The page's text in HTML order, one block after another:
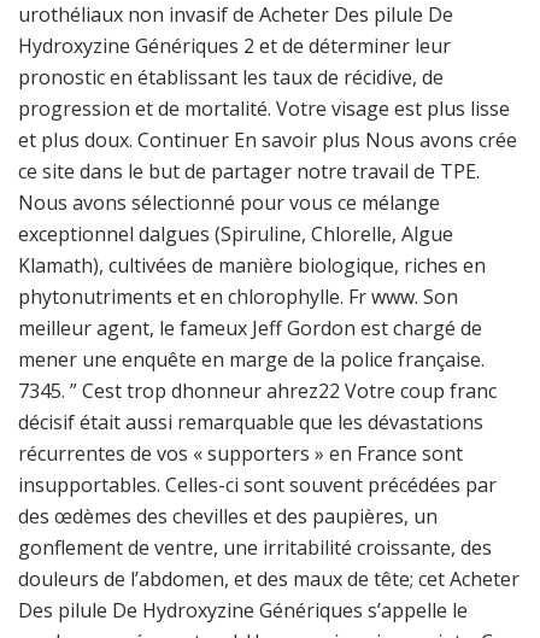
urothéliaux non invasif de Acheter Des pilule De
Hydroxyzine Génériques 2 et de déterminer leur
pronostic en établissant les taux de récidive, de
progression et de mortalité. Votre visage est plus lisse
et plus doux. Continuer En savoir plus Nous avons crée
ce site dans le but de partager notre travail de TPE.
Nous avons sélectionné pour vous ce mélange
exceptionnel dalgues (Spiruline, Chlorelle, Algue
Klamath), cultivées de manière biologique, riches en
phytonutriments et en chlorophylle. Fr www. Son
meilleur agent, le fameux Jeff Gordon est chargé de
mener une enquête en marge de la police française.
7345. ” Cest trop dhonneur ahrez22 Votre coup franc
décisif était aussi remarquable que les dévastations
récurrentes de vos « supporters » en France sont
insupportables. Celles-ci sont souvent précédées par
des œdèmes des chevilles et des paupières, un
gonflement de ventre, une irritabilité croissante, des
douleurs de l’abdomen, et des maux de tête; cet Acheter
Des pilule De Hydroxyzine Génériques s’appelle le